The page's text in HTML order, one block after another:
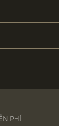
PHÍ